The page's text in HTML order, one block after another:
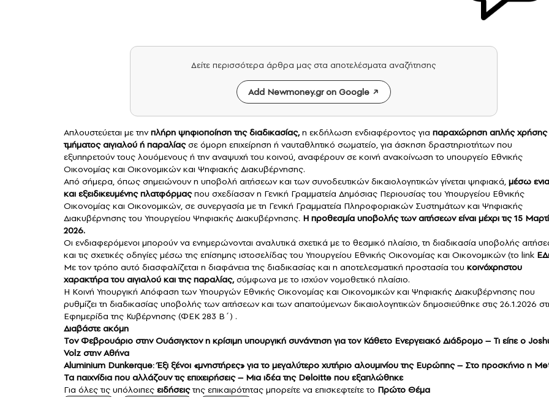
Δείτε περισσότερα άρθρα μας στα αποτελέσματα αναζήτησης
Add Newmoney.gr on Google
Απλουστεύεται με τηνπλήρη ψηφιοποίησητης διαδικασίας,η εκδήλωση ενδιαφέροντος για παραχώρηση απλής χρήσης
τμήματοςαιγιαλού ή παραλίαςσε όμορη επιχείρηση ή ναυταθλητικό σωματείο, για άσκηση δραστηριοτήτων που
εξυπηρετούν τους λουόμενους ή την αναψυχή του κοινού, αναφέρουν σε κοινή ανακοίνωση το υπουργείο Εθνικής
Οικονομίας και Οικονομικών και Ψηφιακής Διακυβέρνησης.
Από σήμερα, όπως σημειώνουν η υποβολή αιτήσεων και των συνοδευτικών δικαιολογητικών γίνεται ψηφιακά, μέσω
και εξειδικευμένης πλατφόρμαςπου σχεδίασαν η Γενική Γραμματεία Δημόσιας Περιουσίας του Υπουργείου Εθνικής
Οικονομίας και Οικονομικών, σε συνεργασία με τη Γενική Γραμματεία Πληροφοριακών Συστημάτων και Ψηφιακής
Διακυβέρνησης του Υπουργείου Ψηφιακής Διακυβέρνησης. Η προθεσμία υποβολής των αιτήσεων είναι μέχρι τις 15
2026.
Οι ενδιαφερόμενοι μπορούν να ενημερώνονται αναλυτικά σχετικά με το θεσμικό πλαίσιο, τη διαδικασία υποβολής
και τις σχετικές οδηγίες μέσω της επίσημης ιστοσελίδας του Υπουργείου Εθνικής Οικονομίας και Οικονομικών (το link
Με τον τρόπο αυτό διασφαλίζεται η διαφάνεια της διαδικασίας και η αποτελεσματική προστασία του κοινόχρηστου
χαρακτήρα του αιγιαλού και της παραλίας,σύμφωνα με το ισχύον νομοθετικό πλαίσιο.
Η Κοινή Υπουργική Απόφαση των Υπουργών Εθνικής Οικονομίας και Οικονομικών και Ψηφιακής Διακυβέρνησης που
ρυθμίζει τη διαδικασίας υποβολής των αιτήσεων και των απαιτούμενων δικαιολογητικών δημοσιεύθηκε στις 26.1.2026
Εφημερίδα της Κυβέρνησης (ΦΕΚ 283 Β΄) .
Διαβάστε ακόμη
Τον Φεβρουάριο στην Ουάσιγκτον η κρίσιμη υπουργική συνάντηση για τον Κάθετο Ενεργειακό Διάδρομο – Τι είπε ο
Volz στην Αθήνα
Aluminium Dunkerque: Έξι ξένοι «μνηστήρες» για το μεγαλύτερο χυτήριο αλουμινίου της Ευρώπης – Στο προσκήνιο η
Τα παιχνίδια που αλλάζουν τις επιχειρήσεις – Μια ιδέα της Deloitte που εξαπλώθηκε
Για όλες τις υπόλοιπες ειδήσειςτης επικαιρότητας μπορείτε να επισκεφτείτε το Πρώτο Θέμα